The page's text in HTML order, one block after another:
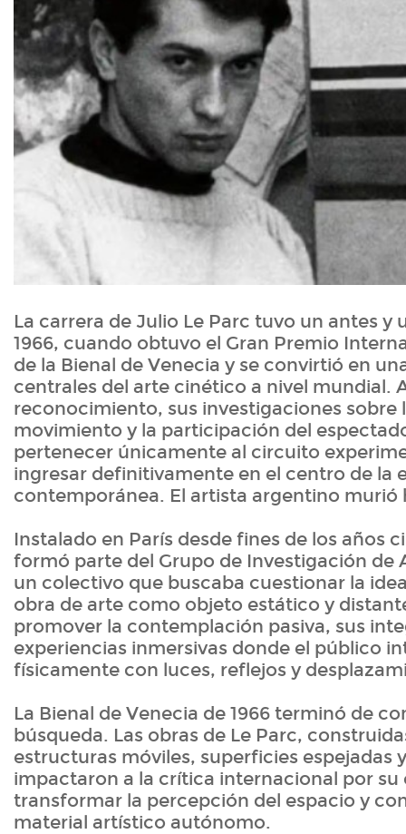
La carrera de Julio Le Parc tuvo un antes y
1966, cuando obtuvo el Gran Premio
de la Bienal de Venecia y se convirtió en
centrales del arte cinético a nivel mundial.
reconocimiento, sus investigaciones sobre
movimiento y la participación del
pertenecer únicamente al circuito
ingresar definitivamente en el centro de la
contemporánea. El artista argentino murió
Instalado en París desde fines de los años
formó parte del Grupo de Investigación de
un colectivo que buscaba cuestionar la
obra de arte como objeto estático y
promover la contemplación pasiva, sus
experiencias inmersivas donde el público
físicamente con luces, reflejos y
La Bienal de Venecia de 1966 terminó de
búsqueda. Las obras de Le Parc,
estructuras móviles, superficies espejadas
impactaron a la crítica internacional por su
transformar la percepción del espacio y
material artístico autónomo.